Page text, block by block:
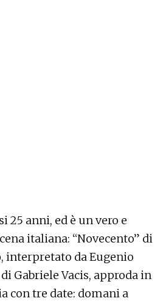
25 anni, ed è un vero e
italiana: “Novecento” di
interpretato da Eugenio
Gabriele Vacis, approda in
con tre date: domani a